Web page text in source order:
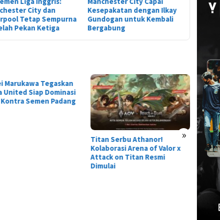
City dan
Tetap Sempurna
Pekan Ketiga
Kesepakatan dengan Ilkay
Gundogan untuk Kembali
Bergabung
Terbaik
»
Marukawa Tegaskan
United Siap Dominasi
Semen Padang
Titan Serbu Athanor!
Kolaborasi Arena of Valor x
Attack on Titan Resmi
Dimulai
Tier